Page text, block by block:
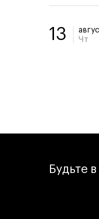
13
Чт
Будьте